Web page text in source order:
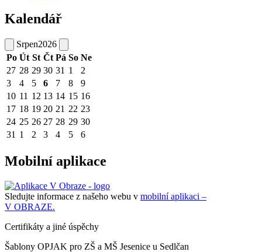
Kalendář
Srpen2026
Po Út St Čt Pá So Ne
27 28 29 30 31 1
2
3
4 5 6 7 8
9
10 11 12 13 14 15 16
17 18 19 20 21 22 23
24 25 26 27 28 29 30
31 1 2 3 4 5 6
Mobilní aplikace
Sledujte informace z našeho webu v mobilní aplikaci –
V OBRAZE.
Certifikáty a jiné úspěchy
Šablony OPJAK pro ZŠ a MŠ Jesenice u Sedlčan